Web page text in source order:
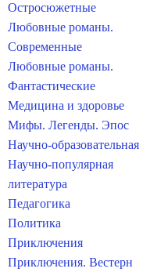
Остросюжетные
Любовные романы.
Современные
Любовные романы.
Фантастические
Медицина и здоровье
Мифы. Легенды. Эпос
Научно-образовательная
Научно-популярная
литература
Педагогика
Политика
Приключения
Приключения. Вестерн